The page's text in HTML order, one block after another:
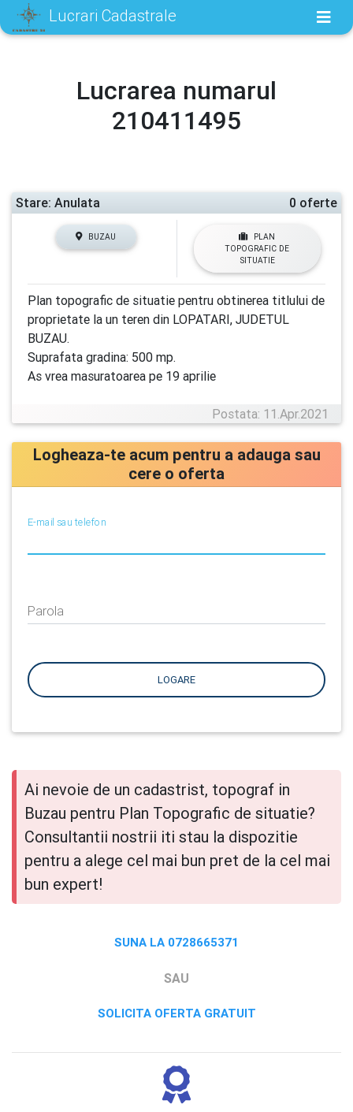
Lucrari Cadastrale
Lucrarea numarul
210411495
Stare: Anulata 0 oferte
BUZAU
PLAN
TOPOGRAFIC DE
SITUATIE
Plan topografic de situatie pentru obtinerea titlului de
proprietate la un teren din LOPATARI, JUDETUL
BUZAU.
Suprafata gradina: 500 mp.
As vrea masuratoarea pe 19 aprilie
Postata: 11.Apr.2021
Logheaza-te acum pentru a adauga sau
cere o oferta
E-mail sau telefon
Parola
LOGARE
Ai nevoie de un cadastrist, topograf in
Buzau pentru Plan Topografic de situatie?
Consultantii nostrii iti stau la dispozitie
pentru a alege cel mai bun pret de la cel mai
bun expert!
SUNA LA 0728665371
SAU
SOLICITA OFERTA GRATUIT